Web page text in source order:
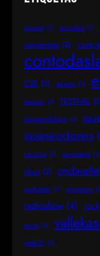
agranel (1) anti-idols (1)
concentras (2)
CSE (2) directo (1)
espacio (1) FESTIVAL
GargantillaRock (1)
iguanarockovers
LaLucha (1) larecolekta (1)
obus (2)
podcaster (1) programa
radioshow (4) rock
tacita (1)
week37 (1)